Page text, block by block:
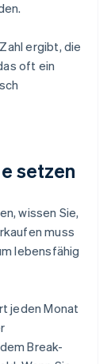
ergibt, die
oft ein
setzen
wissen Sie,
muss
lebensfähig
jeden Monat
Break-